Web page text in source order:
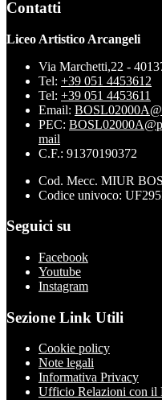
Contatti
Liceo Artistico Arcangeli
Via Marchetti,22 -
Tel: +39 051 4453612
Tel: +39 051 4453611
Email:
PEC:
mail
C.F.: 91370190372
Cod. Mecc. MIUR
Codice univoco:
Seguici su
Facebook
Youtube
Instagram
Sezione Link Utili
Cookie policy
Note legali
Informativa Privacy
Ufficio Relazioni con il